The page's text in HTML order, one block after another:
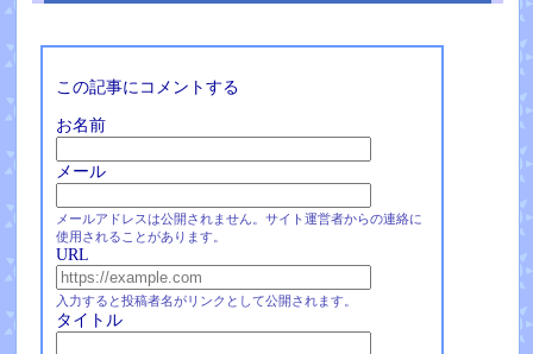
この記事にコメントする
お名前
メール
メールアドレスは公開されません。サイト運営者からの連絡に
使用されることがあります。
URL
入力すると投稿者名がリンクとして公開されます。
タイトル